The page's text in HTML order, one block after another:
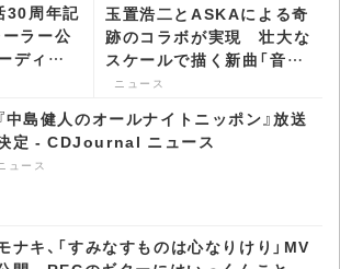
30周年記
ラー公
ディン
-
ス
玉置浩二とASKAによる奇
跡のコラボが実現 壮大な
スケールで描く新曲「音銀
河」リリース決定 -
ニュース
中島健人のオールナイトニッポン』放送
定 - CDJournal ニュース
ュース
ナキ、「すみなすものは心なりけり」MV